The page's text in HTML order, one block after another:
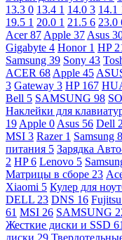
13.3 0 13.4 1 14.0 3 14.1
19.5 1 20.0 1 21.5 6 23.0
Acer87 Apple 37 Asus
Gigabyte 4 Honor 1 HP
Samsung 39 Sony 43
ACER 68 Apple 45
3 Gateway 3 HP 167
Bell 5 SAMSUNG 98
Наклейки для
19 Apple 0 Asus 56 Dell
MSI 3 Razer 1 Samsung 8
питания 5 Зарядка
2 HP6 Lenovo 5
Матрицы в сборе 23
Xiaomi 5 Кулер для
DELL 23 DNS 16 Fujitsu
61 MSI 26 SAMSUNG
Жесткие диски и SSD 61
диски 29